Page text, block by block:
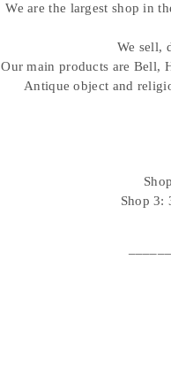
We are the largest shop in
We sell,
Our main products are Bell,
Antique object and
Shop 3: